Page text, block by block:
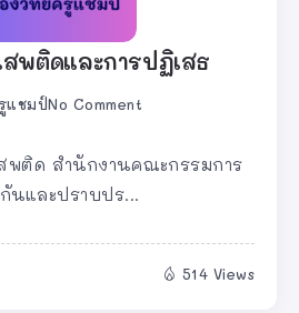
พติดและการปฏิเสธ
แชมป์No Comment
พติด สำนักงานคณะกรรมการ
นและปราบปร...
514 Views